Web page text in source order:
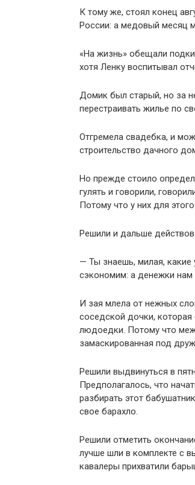
К тому же, стоял конец
России: а медовый месяц
«На жизнь» обещали
хотя Ленку воспитывал
Домик был старый, но за
перестраивать жилье по
Отгремела свадебка, и
строительство дачного
Но прежде стоило
гулять и говорили,
Потому что у них для
Решили и дальше
— Ты знаешь, милая,
сэкономим: а денежки
И зая млела от нежных
соседской дочки,
людоедки. Потому что
замаскированная под
Решили выдвинуться в
Предполагалось, что
разбирать этот
свое барахло.
Решили отметить
лучше шли в комплекте с
кавалеры прихватили